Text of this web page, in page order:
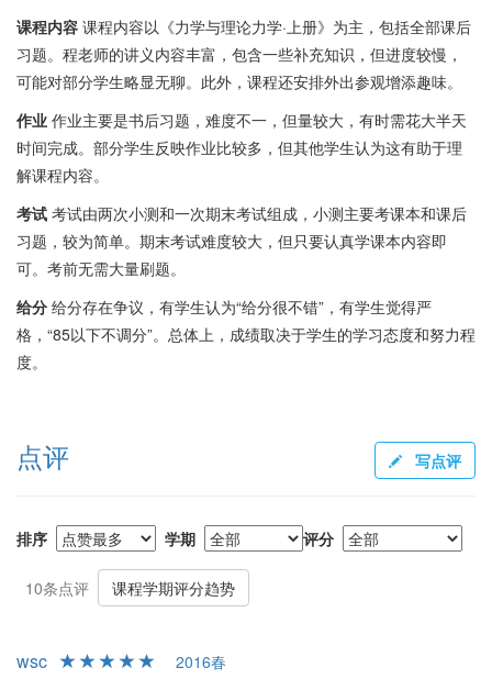
课程内容 课程内容以《力学与理论力学·上册》为主，包括全部课后
习题。程老师的讲义内容丰富，包含一些补充知识，但进度较慢，
可能对部分学生略显无聊。此外，课程还安排外出参观增添趣味。
作业 作业主要是书后习题，难度不一，但量较大，有时需花大半天
时间完成。部分学生反映作业比较多，但其他学生认为这有助于理
解课程内容。
考试 考试由两次小测和一次期末考试组成，小测主要考课本和课后
习题，较为简单。期末考试难度较大，但只要认真学课本内容即
可。考前无需大量刷题。
给分 给分存在争议，有学生认为“给分很不错”，有学生觉得严
格，“85以下不调分”。总体上，成绩取决于学生的学习态度和努力程
度。
点评 写点评
排序 学期 评分
10条点评 课程学期评分趋势
wsc
2016春